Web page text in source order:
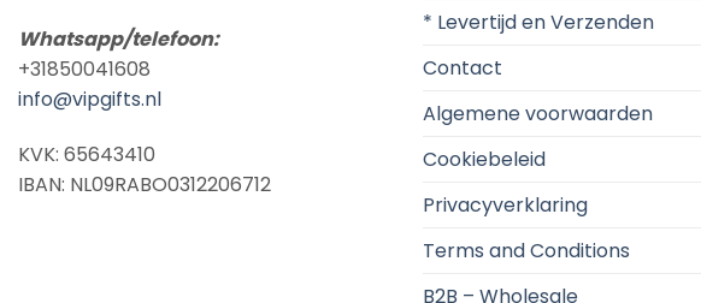
Whatsapp/telefoon:
+31850041608
info@vipgifts.nl
KVK: 65643410
IBAN: NL09RABO0312206712
* Levertijd en Verzenden
Contact
Algemene voorwaarden
Cookiebeleid
Privacyverklaring
Terms and Conditions
B2B – Wholesale